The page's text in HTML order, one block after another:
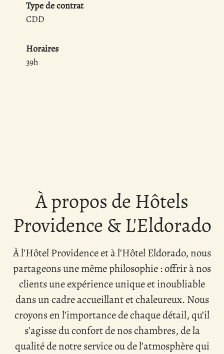
Type de contrat
CDD
Horaires
39h
À propos de Hôtels
Providence & L'Eldorado
À l’Hôtel Providence et à l’Hôtel Eldorado, nous
partageons une même philosophie : offrir à nos
clients une expérience unique et inoubliable
dans un cadre accueillant et chaleureux. Nous
croyons en l’importance de chaque détail, qu’il
s’agisse du confort de nos chambres, de la
qualité de notre service ou de l’atmosphère qui